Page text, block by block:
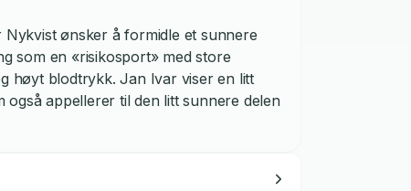
ønsker å formidle et sunnere
som en «risikosport» med store
høyt blodtrykk. Jan Ivar viser en litt
appellerer til den litt sunnere delen